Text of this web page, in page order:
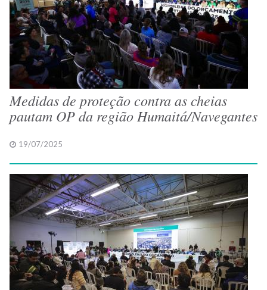
Medidas de proteção contra as cheias
pautam OP da região Humaitá/Navegantes
19/07/2025